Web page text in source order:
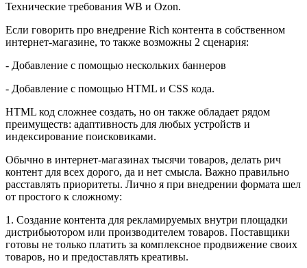
Технические требования WB и Ozon.
Если говорить про внедрение Rich контента в собственном
интернет-магазине, то также возможны 2 сценария:
- Добавление с помощью нескольких баннеров
- Добавление с помощью HTML и CSS кода.
HTML код сложнее создать, но он также обладает рядом
преимуществ: адаптивность для любых устройств и
индексирование поисковиками.
Обычно в интернет-магазинах тысячи товаров, делать рич
контент для всех дорого, да и нет смысла. Важно правильно
расставлять приоритеты. Лично я при внедрении формата шел
от простого к сложному:
1. Создание контента для рекламируемых внутри площадки
дистрибьютором или производителем товаров. Поставщики
готовы не только платить за комплексное продвижение своих
товаров, но и предоставлять креативы.